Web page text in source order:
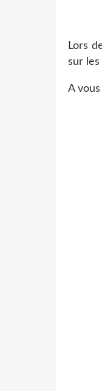
Lors
sur
A